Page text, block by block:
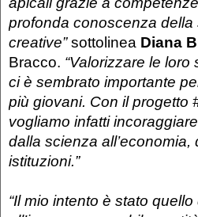
profonda conoscenza della
creative”sottolinea Diana
Bracco. “Valorizzare le
ci è sembrato importante
più giovani. Con il progetto
vogliamo infatti
dalla scienza all’economia,
istituzioni.”
“Il mio intento è stato